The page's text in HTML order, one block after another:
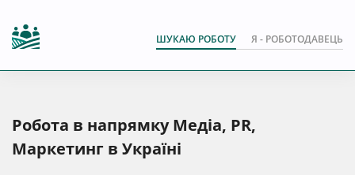
ШУКАЮ РОБОТУ Я - РОБОТОДАВЕЦЬ
Робота в напрямку Медіа, PR,
Маркетинг в Україні